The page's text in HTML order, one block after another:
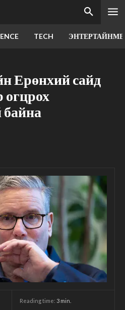
TECH
Ерөнхий сайд
байна
Reading time: 3 min.